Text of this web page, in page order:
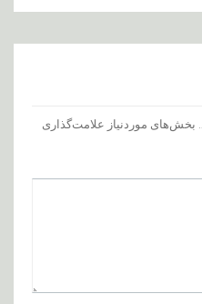
بخش‌های موردنیاز علامت‌گذاری